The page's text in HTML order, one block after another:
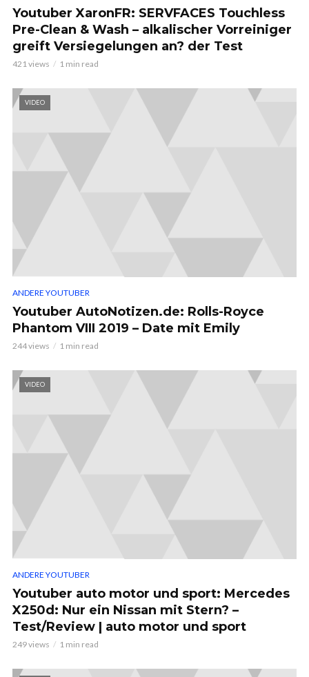
Youtuber XaronFR: SERVFACES Touchless
Pre-Clean & Wash – alkalischer Vorreiniger
greift Versiegelungen an? der Test
421 views 1 min read
VIDEO
ANDERE YOUTUBER
Youtuber AutoNotizen.de: Rolls-Royce
Phantom VIII 2019 – Date mit Emily
244 views 1 min read
VIDEO
ANDERE YOUTUBER
Youtuber auto motor und sport: Mercedes
X250d: Nur ein Nissan mit Stern? –
Test/Review | auto motor und sport
249 views 1 min read